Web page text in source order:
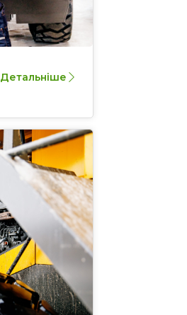
Детальніше